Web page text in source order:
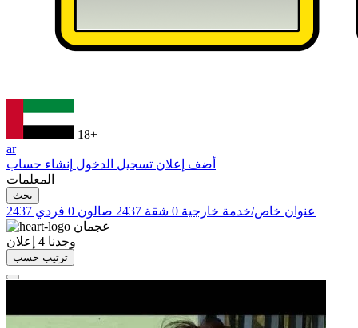
18+
ar
أضف إعلان تسجيل الدخول إنشاء حساب
المعلمات
بحث
عنوان خاص/خدمة خارجية 0 شقة 2437 صالون 0 فردي 2437
عجمان
وجدنا 4 إعلان
ترتيب حسب